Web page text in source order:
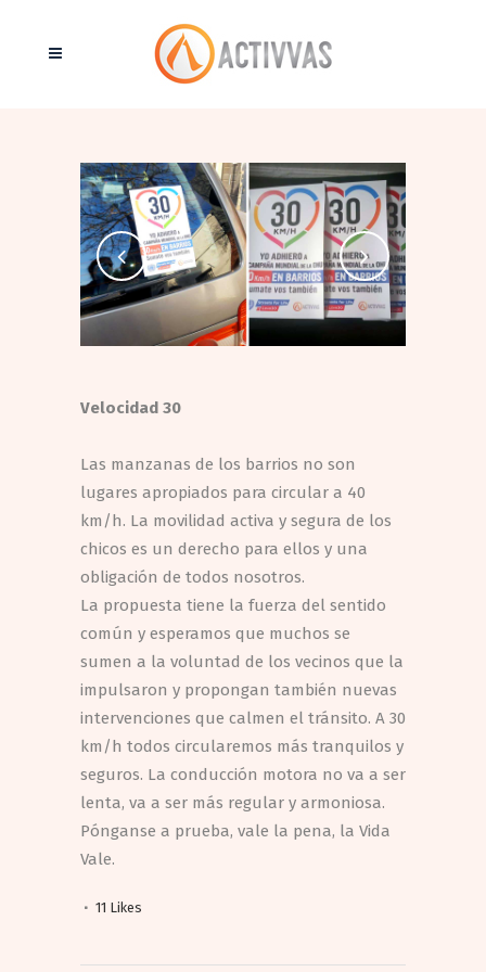
Velocidad 30
Las manzanas de los barrios no son
lugares apropiados para circular a 40
km/h. La movilidad activa y segura de los
chicos es un derecho para ellos y una
obligación de todos nosotros.
La propuesta tiene la fuerza del sentido
común y esperamos que muchos se
sumen a la voluntad de los vecinos que la
impulsaron y propongan también nuevas
intervenciones que calmen el tránsito. A 30
km/h todos circularemos más tranquilos y
seguros. La conducción motora no va a ser
lenta, va a ser más regular y armoniosa.
Pónganse a prueba, vale la pena, la Vida
Vale.
11 Likes